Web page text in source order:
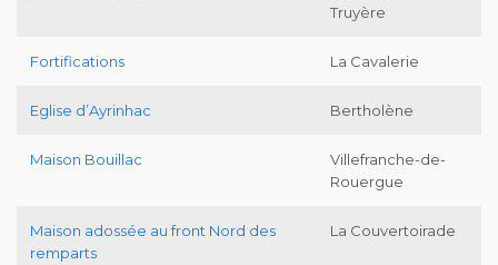
Truyère
Fortifications La Cavalerie
Eglise d’Ayrinhac Bertholène
Maison Bouillac
Villefranche-de-
Rouergue
Maison adossée au front Nord des
remparts
La Couvertoirade